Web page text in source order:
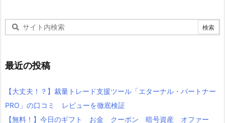
最近の投稿
【大丈夫！？】裁量トレード支援ツール「エターナル・パートナー
PRO」の口コミ レビューを徹底検証
【無料！】今日のギフト お金 クーポン 暗号資産 オファー